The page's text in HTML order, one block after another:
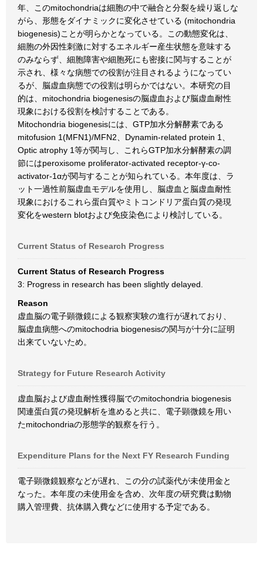
年、このmitochondriaは細胞の中で融合と分裂を繰り返しな
がら、形態をダイナミックに変化させている (mitochondria
biogenesis)ことが明らかとなっている。この動態変化は、
細胞の外因性刺激に対するエネルギー産生状態を意味する
のみならず、細胞障害や細胞死にも密接に関与することが
示され、様々な病態での役割が注目されるようになってい
るが、脳虚血病態での役割は明らかではない。本研究の目
的は、mitochondria biogenesisの脳虚血および脳虚血耐性
現象における役割を検討することである。
Mitochondria biogenesisには、GTP加水分解酵素である
mitofusion 1(MFN1)/MFN2、Dynamin-related protein 1、
Optic atrophy 1等が関与し、これらGTP加水分解酵素の調
節にはperoxisome proliferator-activated receptor-γ-co-
activator-1αが関与することが知られている。本年度は、ラ
ット一過性前脳虚血モデルを使用し、脳虚血と脳虚血耐性
現象におけるこれら蛋白質やミトコンドリア蛋白質の発現
変化をwestern blotおよび免疫染色により検討している。
Current Status of Research Progress
Current Status of Research Progress
3: Progress in research has been slightly delayed.
Reason
虚血脳の電子顕微鏡による観察実験の進行が遅れており、
脳虚血病態へのmitochodria biogenesisの関与が十分に証明
出来ていないため。
Strategy for Future Research Activity
虚血脳および虚血耐性獲得脳でのmitochondria biogenesis
関連蛋白質の発現解析を進めると共に、電子顕微鏡を用い
たmitochondriaの形態学的観察を行う。
Expenditure Plans for the Next FY Research Funding
電子顕微鏡観察などが遅れ、この分の試薬代が未使用金と
なった。本年度の未使用金を含め、次年度の研究費は動物
購入管理費、抗体購入費などに使用する予定である。